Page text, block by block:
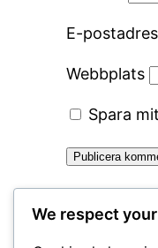
E-
Webbplats
Spara
We respect